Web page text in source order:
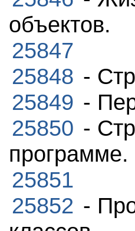
объектов.
25847
25848 -
25849 -
25850 -
программе.
25851
25852 -